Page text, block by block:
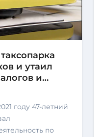
и утаил
и
по